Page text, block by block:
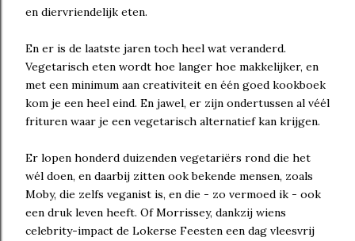
en diervriendelijk eten.
En er is de laatste jaren toch heel wat veranderd.
Vegetarisch eten wordt hoe langer hoe makkelijker, en
met een minimum aan creativiteit en één goed kookboek
kom je een heel eind. En jawel, er zijn ondertussen al véél
frituren waar je een vegetarisch alternatief kan krijgen.
Er lopen honderd duizenden vegetariërs rond die het
wél doen, en daarbij zitten ook bekende mensen, zoals
Moby, die zelfs veganist is, en die - zo vermoed ik - ook
een druk leven heeft. Of Morrissey, dankzij wiens
celebrity-impact de Lokerse Feesten een dag vleesvrij